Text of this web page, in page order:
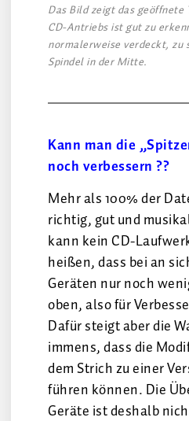
Das Bild zeigt das geöffnete
CD-Antriebs ist gut zu
normalerweise verdeckt, zu
Spindel in der Mitte.
Kann man die
noch verbessern ??
Mehr als 100% der
richtig, gut und
kann kein CD-
heißen, dass bei an
Geräten nur noch
oben, also für
Dafür steigt aber die
immens, dass die
dem Strich zu einer
führen können. Die
Geräte ist deshalb